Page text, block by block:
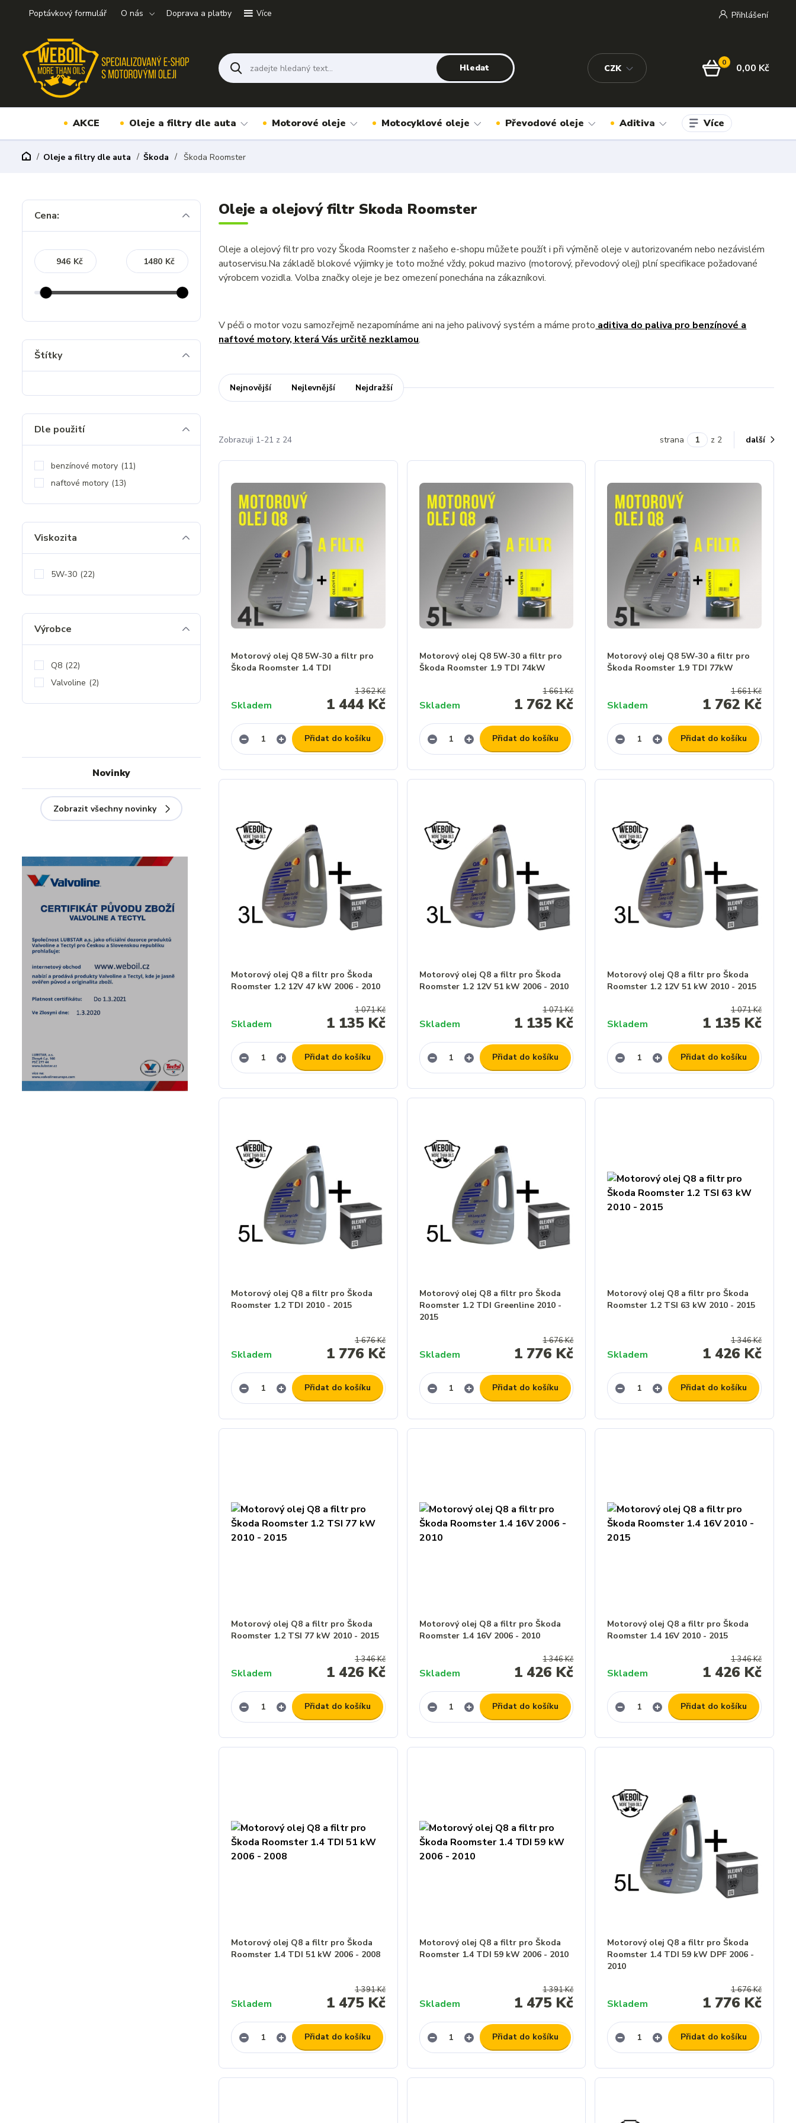
Poptávkový formulář O nás Doprava a platby Více
CZK
Přihlášení
Hledat 0 0,00 Kč
AKCE Oleje a filtry dle auta Motorové oleje Motocyklové oleje Převodové oleje Aditiva Více
Oleje a filtry dle auta Škoda Škoda Roomster
Oleje a olejový filtr Skoda Roomster
Oleje a olejový filtr pro vozy Škoda Roomster z našeho e-shopu můžete použít i při výměně oleje v autorizovaném nebo nezávislém
autoservisu.Na základě blokové výjimky je toto možné vždy, pokud mazivo (motorový, převodový olej) plní specifikace požadované
výrobcem vozidla. Volba značky oleje je bez omezení ponechána na zákazníkovi.
V péči o motor vozu samozřejmě nezapomínáme ani na jeho palivový systém a máme proto aditiva do paliva pro benzínové a
naftové motory, která Vás určitě nezklamou.
Nejnovější Nejlevnější Nejdražší
Zobrazuji 1-21 z 24 strana z 2 další
Motorový olej Q8 5W-30 a filtr pro
Škoda Roomster 1.4 TDI
1 362 Kč
1 444 Kč
Skladem
Přidat do košíku
Motorový olej Q8 5W-30 a filtr pro
Škoda Roomster 1.9 TDI 74kW
1 661 Kč
1 762 Kč
Skladem
Přidat do košíku
Motorový olej Q8 5W-30 a filtr pro
Škoda Roomster 1.9 TDI 77kW
1 661 Kč
1 762 Kč
Skladem
Přidat do košíku
Motorový olej Q8 a filtr pro Škoda
Roomster 1.2 12V 47 kW 2006 - 2010
1 071 Kč
1 135 Kč
Skladem
Přidat do košíku
Motorový olej Q8 a filtr pro Škoda
Roomster 1.2 12V 51 kW 2006 - 2010
1 071 Kč
1 135 Kč
Skladem
Přidat do košíku
Motorový olej Q8 a filtr pro Škoda
Roomster 1.2 12V 51 kW 2010 - 2015
1 071 Kč
1 135 Kč
Skladem
Přidat do košíku
Motorový olej Q8 a filtr pro Škoda
Roomster 1.2 TDI 2010 - 2015
1 676 Kč
1 776 Kč
Skladem
Přidat do košíku
Motorový olej Q8 a filtr pro Škoda
Roomster 1.2 TDI Greenline 2010 -
2015
1 676 Kč
1 776 Kč
Skladem
Přidat do košíku
Motorový olej Q8 a filtr pro Škoda
Roomster 1.2 TSI 63 kW 2010 - 2015
1 346 Kč
1 426 Kč
Skladem
Přidat do košíku
Motorový olej Q8 a filtr pro Škoda
Roomster 1.2 TSI 77 kW 2010 - 2015
1 346 Kč
1 426 Kč
Skladem
Přidat do košíku
Motorový olej Q8 a filtr pro Škoda
Roomster 1.4 16V 2006 - 2010
1 346 Kč
1 426 Kč
Skladem
Přidat do košíku
Motorový olej Q8 a filtr pro Škoda
Roomster 1.4 16V 2010 - 2015
1 346 Kč
1 426 Kč
Skladem
Přidat do košíku
Motorový olej Q8 a filtr pro Škoda
Roomster 1.4 TDI 51 kW 2006 - 2008
1 391 Kč
1 475 Kč
Skladem
Přidat do košíku
Motorový olej Q8 a filtr pro Škoda
Roomster 1.4 TDI 59 kW 2006 - 2010
1 391 Kč
1 475 Kč
Skladem
Přidat do košíku
Motorový olej Q8 a filtr pro Škoda
Roomster 1.4 TDI 59 kW DPF 2006 -
2010
1 676 Kč
1 776 Kč
Skladem
Přidat do košíku
Cena:
Kč Kč
Štítky
Dle použití
benzínové motory (11)
naftové motory (13)
Viskozita
5W-30 (22)
Výrobce
Q8 (22)
Valvoline (2)
Novinky
Zobrazit všechny novinky